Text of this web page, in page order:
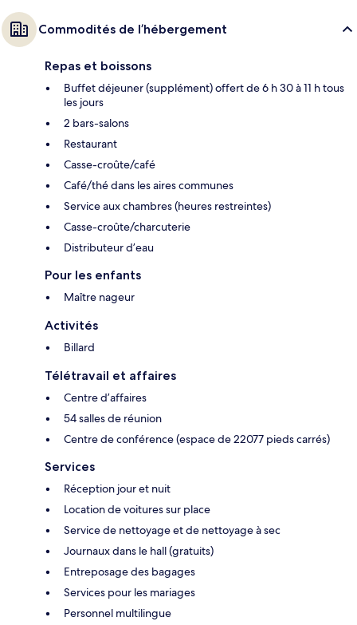
Commodités de l’hébergement
Repas et boissons
Buffet déjeuner (supplément) offert de 6 h 30 à 11 h tous
les jours
2 bars-salons
Restaurant
Casse-croûte/café
Café/thé dans les aires communes
Service aux chambres (heures restreintes)
Casse-croûte/charcuterie
Distributeur d’eau
Pour les enfants
Maître nageur
Activités
Billard
Télétravail et affaires
Centre d’affaires
54 salles de réunion
Centre de conférence (espace de 22077 pieds carrés)
Services
Réception jour et nuit
Location de voitures sur place
Service de nettoyage et de nettoyage à sec
Journaux dans le hall (gratuits)
Entreposage des bagages
Services pour les mariages
Personnel multilingue